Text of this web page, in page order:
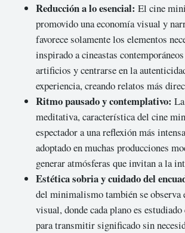
Reducción a lo esencial: El cine
promovido una economía visual y
favorece solamente los elementos
inspirado a cineastas
artificios y centrarse en la
experiencia, creando relatos más
Ritmo pausado y contemplativo:
meditativa, característica del cine
espectador a una reflexión más
adoptado en muchas producciones
generar atmósferas que invitan a la
Estética sobria y cuidado del
del minimalismo también se observa
visual, donde cada plano es
para transmitir significado sin